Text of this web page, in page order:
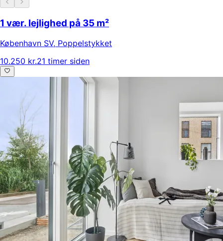
1 vær. lejlighed på 35 m²
København SV, Poppelstykket
10.250 kr.21 timer siden